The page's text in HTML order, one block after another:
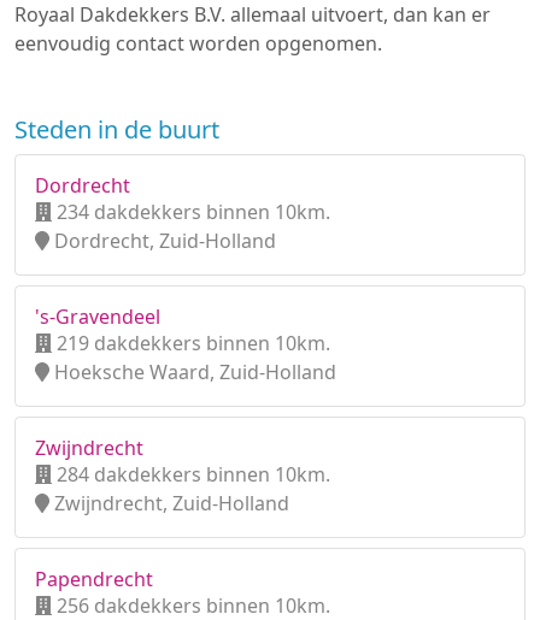
Royaal Dakdekkers B.V. allemaal uitvoert, dan kan er
eenvoudig contact worden opgenomen.
Steden in de buurt
Dordrecht
234 dakdekkers binnen 10km.
Dordrecht, Zuid-Holland
's-Gravendeel
219 dakdekkers binnen 10km.
Hoeksche Waard, Zuid-Holland
Zwijndrecht
284 dakdekkers binnen 10km.
Zwijndrecht, Zuid-Holland
Papendrecht
256 dakdekkers binnen 10km.